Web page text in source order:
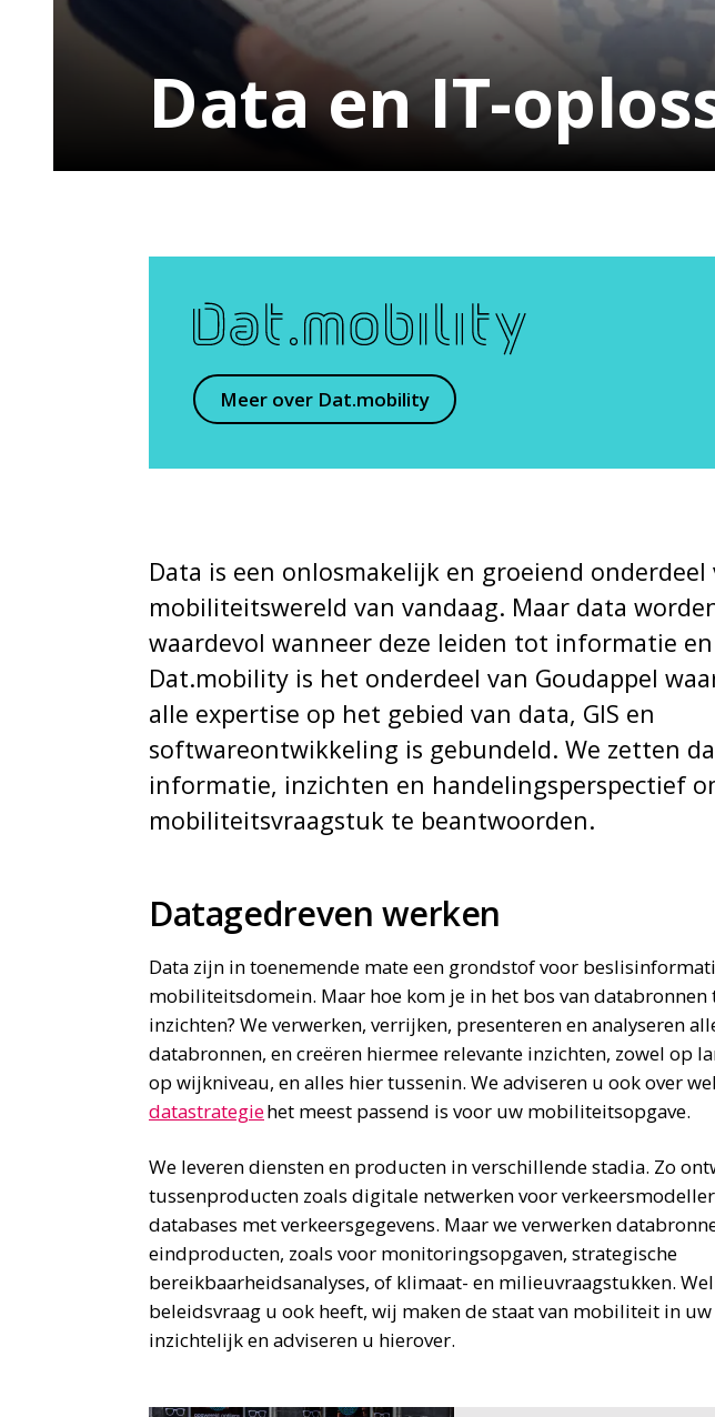
Data en IT-
Dat.mobility
Meer over Dat.mobility
Data is een onlosmakelijk en groeiend onderdeel
mobiliteitswereld van vandaag. Maar data
waardevol wanneer deze leiden tot informatie
Dat.mobility is het onderdeel van Goudappel
alle expertise op het gebied van data, GIS en
softwareontwikkeling is gebundeld. We zetten
informatie, inzichten en handelingsperspectief
mobiliteitsvraagstuk te beantwoorden.
Datagedreven werken
Data zijn in toenemende mate een grondstof voor
mobiliteitsdomein. Maar hoe kom je in het bos van
inzichten? We verwerken, verrijken, presenteren en analyseren
databronnen, en creëren hiermee relevante inzichten, zowel op
op wijkniveau, en alles hier tussenin. We adviseren u ook over
datastrategiehet meest passend is voor uw mobiliteitsopgave.
We leveren diensten en producten in verschillende stadia. Zo
tussenproducten zoals digitale netwerken voor
databases met verkeersgegevens. Maar we verwerken
eindproducten, zoals voor monitoringsopgaven, strategische
bereikbaarheidsanalyses, of klimaat- en milieuvraagstukken.
beleidsvraag u ook heeft, wij maken de staat van mobiliteit in
inzichtelijk en adviseren u hierover.